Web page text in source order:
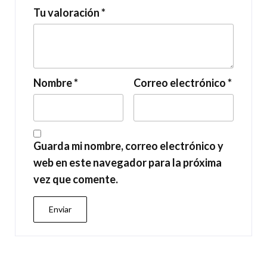
Tu valoración*
Nombre* Correo electrónico*
Guarda mi nombre, correo electrónico y
web en este navegador para la próxima
vez que comente.